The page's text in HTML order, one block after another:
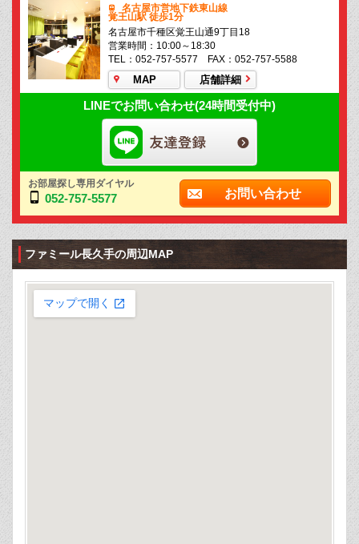
名古屋市営地下鉄東山線
覚王山駅 徒歩1分
名古屋市千種区覚王山通9丁目18
営業時間：10:00～18:30
TEL：052-757-5577 FAX：052-757-5588
MAP 店舗詳細
LINEでお問い合わせ(24時間受付中)
お部屋探し専用ダイヤル
052-757-5577 お問い合わせ
ファミール長久手の周辺MAP